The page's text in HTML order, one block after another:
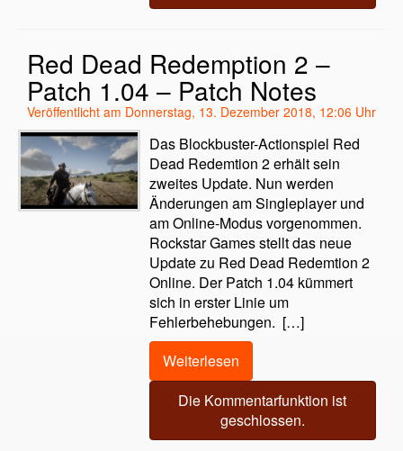
Red Dead Redemption 2 –
Patch 1.04 – Patch Notes
Veröffentlicht am Donnerstag, 13. Dezember 2018, 12:06 Uhr
Das Blockbuster-Actionspiel Red
Dead Redemtion 2 erhält sein
zweites Update. Nun werden
Änderungen am Singleplayer und
am Online-Modus vorgenommen.
Rockstar Games stellt das neue
Update zu Red Dead Redemtion 2
Online. Der Patch 1.04 kümmert
sich in erster Linie um
Fehlerbehebungen. […]
Weiterlesen
Die Kommentarfunktion ist
geschlossen.